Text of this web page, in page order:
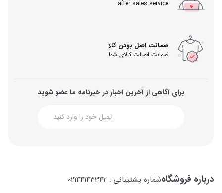
after sales service
ضمانت اصل بودن کالا
ضمانت اصالت کالای شما
برای آگاهی از آخرین اخبار در خبرنامه ما عضو شوید
درباره فروشگاهشماره پشتیبانی : 02144143342